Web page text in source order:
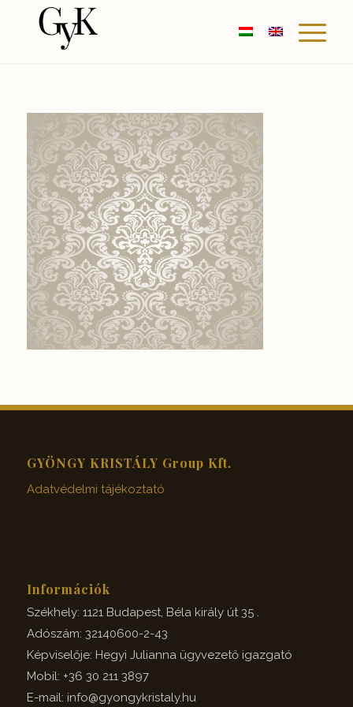
GYÖNGY KRISTÁLY Group Kft.
Adatvédelmi tájékoztató
Információk
Székhely: 1121 Budapest, Béla király út 35 .
Adószám: 32140600-2-43
Képviselője: Hegyi Julianna ügyvezető igazgató
Mobil: +36 30 211 3897
E-mail: info@gyongykristaly.hu